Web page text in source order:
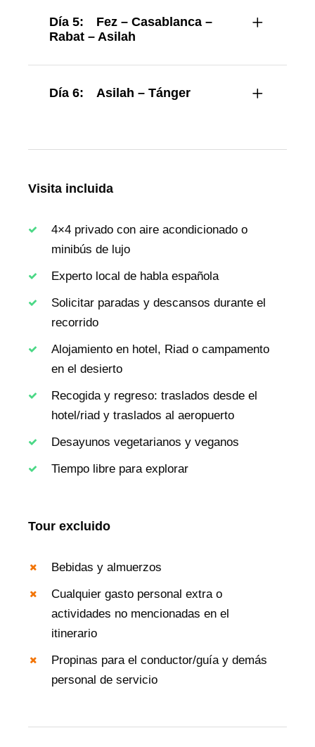
Día 5:
Fez – Casablanca –
Rabat – Asilah
Día 6: Asilah – Tánger
Visita incluida
4×4 privado con aire acondicionado o
minibús de lujo
Experto local de habla española
Solicitar paradas y descansos durante el
recorrido
Alojamiento en hotel, Riad o campamento
en el desierto
Recogida y regreso: traslados desde el
hotel/riad y traslados al aeropuerto
Desayunos vegetarianos y veganos
Tiempo libre para explorar
Tour excluido
Bebidas y almuerzos
Cualquier gasto personal extra o
actividades no mencionadas en el
itinerario
Propinas para el conductor/guía y demás
personal de servicio